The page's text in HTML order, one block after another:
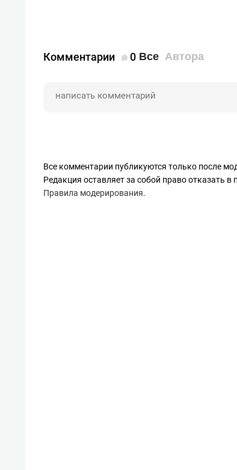
Комментарии 0 Все Автора
Все комментарии публикуются только после
Редакция оставляет за собой право отказать
Правила модерирования.